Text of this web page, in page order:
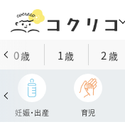
0歳 1歳 2 歳
妊娠・出産 育児